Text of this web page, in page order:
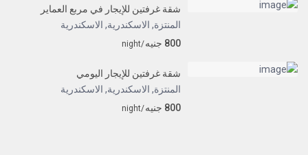
شقة غرفتين للإيجار في مربع العماير
المنتزة, الاسكندرية, الاسكندرية
800 جنيه
/night
شقة غرفتين للإيجار اليومي
المنتزة, الاسكندرية, الاسكندرية
800 جنيه
/night